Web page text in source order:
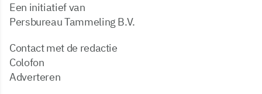
Een initiatief van
Persbureau Tammeling B.V.
Contact met de redactie
Colofon
Adverteren